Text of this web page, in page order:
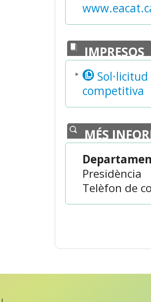
IMPRESOS
competitiva
MÉS
Presidència
Telèfon de